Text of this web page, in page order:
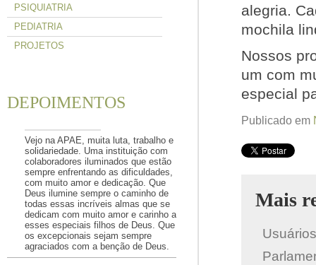
PSIQUIATRIA
PEDIATRIA
PROJETOS
DEPOIMENTOS
Vejo na APAE, muita luta, trabalho e
solidariedade. Uma instituição com
colaboradores iluminados que estão
sempre enfrentando as dificuldades,
com muito amor e dedicação. Que
Deus ilumine sempre o caminho de
todas essas incríveis almas que se
dedicam com muito amor e carinho a
esses especiais filhos de Deus. Que
os excepcionais sejam sempre
agraciados com a benção de Deus.
alegria.
mochila
Nossos
um com
especial
Publicado em
Mais